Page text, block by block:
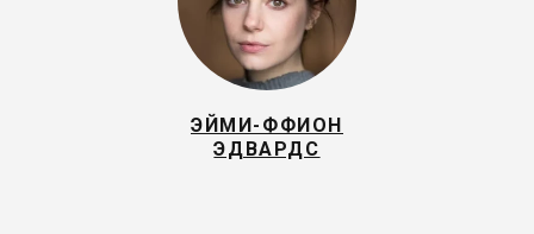
ЭЙМИ-ФФИОН
ЭДВАРДС